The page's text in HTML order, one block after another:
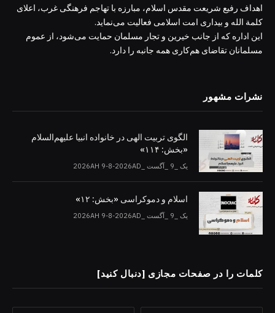
اهداف رفیع شریعت مقدس اسلام، مبارزه با تهاجم فرهنگی غرب، اعلای
کلمة الله و بیداری امت اسلامی فعالیت می‌نماید.
این اداره که از جانب خیرین و تجار مسلمان حمایت می‌شود، از عموم
مسلمانان تقاضای هم‌کاری همه جانبه را دارد.
نشرات مشهور
الگوی تربیت الهی در خانواده انبیا‌‌ علیهم‌السلام
«بخش: ۱۱۴»
یک _9 _آگست _2026AH 9-8-2026AD
اسلام و دموکراسی «بخش: ۱۲»
یک _9 _آگست _2026AH 9-8-2026AD
کلمات را در صفحات مجازی [دنبال کنید]